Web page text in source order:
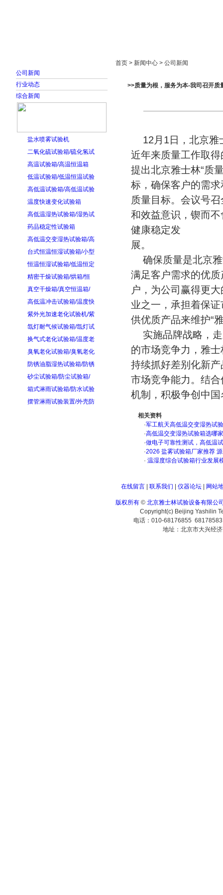
公司新闻
行业动态
综合新闻
盐水喷雾试验机
二氧化硫试验箱/硫化氢试
高温试验箱/高温恒温箱
低温试验箱/低温恒温试验
高低温试验箱/高低温试验
温度快速变化试验箱
高低温湿热试验箱/湿热试
药品稳定性试验箱
高低温交变湿热试验箱/高
台式恒温恒湿试验箱/小型
恒温恒湿试验箱/低温恒定
精密干燥试验箱/烘箱/恒
真空干燥箱/真空恒温箱/
高低温冲击试验箱/温度快
紫外光加速老化试验机/紫
氙灯耐气候试验箱/氙灯试
换气式老化试验箱/温度老
臭氧老化试验箱/臭氧老化
防锈油脂湿热试验箱/防锈
砂尘试验箱/防尘试验箱/
箱式淋雨试验箱/防水试验
摆管淋雨试验装置/外壳防
首页 > 新闻中心 > 公司新闻
>>质量为根，服务为本-我司召开质
12月1日，北京雅
近年来质量工作取
提出北京雅士林“质
标，确保客户的需
质量目标。会议号
和效益意识，锲而
健康稳定发
确保质量是北京雅
满足客户需求的优
户，为公司赢得更
业之一，承担着保
供优质产
实施品牌战略，走
的市场竞争力，雅
持续抓好差别化新
市场竞争能力。结
机制，积极争创中国
相关资料
·军工航天高低温交变湿热试
·高低温交变湿热试验箱选哪
·做电子可靠性测试，高低温
·2026 盐雾试验箱厂家推荐
· 温湿度综合试验箱行业发展
在线留言| 联系我们 仪器论坛| 网站
版权所有 © 北京雅士林试验设备有限公
Copyright(c) Beijing Yashilin
电话：010-68176855
地址：北京市大兴经